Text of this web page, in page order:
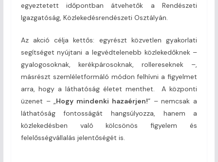
egyeztetett időpontban átvehetők a Rendészeti
Igazgatóság, Közlekedésrendészeti Osztályán.
Az akció célja kettős: egyrészt közvetlen gyakorlati
segítséget nyújtani a legvédtelenebb közlekedőknek –
gyalogosoknak, kerékpárosoknak, rollereseknek –,
másrészt szemléletformáló módon felhívni a figyelmet
arra, hogy a láthatóság életet menthet. A központi
üzenet – „Hogy mindenki hazaérjen!” – nemcsak a
láthatóság fontosságát hangsúlyozza, hanem a
közlekedésben való kölcsönös figyelem és
felelősségvállalás jelentőségét is.